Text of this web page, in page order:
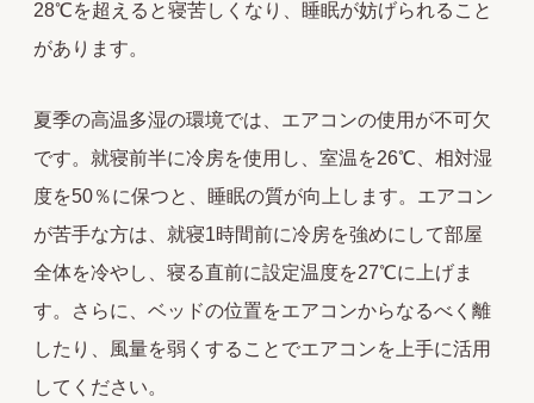
28℃を超えると寝苦しくなり、睡眠が妨げられること
があります。
夏季の高温多湿の環境では、エアコンの使用が不可欠
です。就寝前半に冷房を使用し、室温を26℃、相対湿
度を50％に保つと、睡眠の質が向上します。エアコン
が苦手な方は、就寝1時間前に冷房を強めにして部屋
全体を冷やし、寝る直前に設定温度を27℃に上げま
す。さらに、ベッドの位置をエアコンからなるべく離
したり、風量を弱くすることでエアコンを上手に活用
してください。